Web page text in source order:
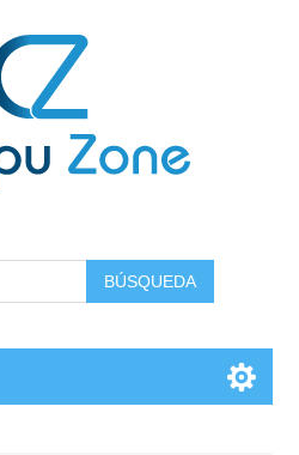
BÚSQUEDA